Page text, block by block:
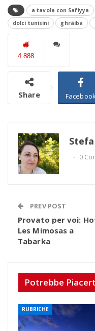
a tavola con Safiyya
dolci tunisini
ghräiba
4.888
Share
0
PREV POST
Provato per voi:
Les Mimosas a
Tabarka
Potrebbe
RUBRICHE